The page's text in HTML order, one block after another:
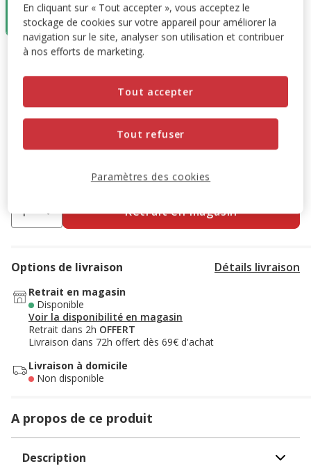
1.99€
1.39€
Promotion disponible
Destockage 30%
: remise de 30% appliquée sur ce produit
Prix antérieur 1.99€, Vous économisez 30%, Prix final
1.99€ -30%
1.39€
Retrait en magasin
Options de livraison Détails livraison
Retrait en magasin
Disponible
Voir la disponibilité en magasin
Retrait dans 2h OFFERT
Livraison dans 72h offert dès 69€ d'achat
Livraison à domicile
Non disponible
A propos de ce produit
Description
En cliquant sur « Tout accepter », vous acceptez le
stockage de cookies sur votre appareil pour améliorer la
navigation sur le site, analyser son utilisation et contribuer
à nos efforts de marketing.
Tout refuser
Tout accepter
Paramètres des cookies